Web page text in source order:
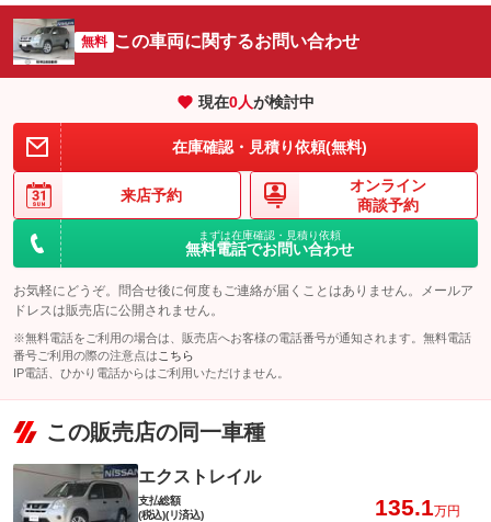
無料 この車両に関するお問い合わせ
現在0人が検討中
在庫確認・見積り依頼(無料)
来店予約
オンライン
商談予約
まずは在庫確認・見積り依頼
無料電話でお問い合わせ
お気軽にどうぞ。問合せ後に何度もご連絡が届くことはありません。メールア
ドレスは販売店に公開されません。
※無料電話をご利用の場合は、販売店へお客様の電話番号が通知されます。無料電話
番号ご利用の際の注意点は こちら
IP電話、ひかり電話からはご利用いただけません。
この販売店の同一車種
エクストレイル
支払総額
(税込)(リ済込)
135.1万円